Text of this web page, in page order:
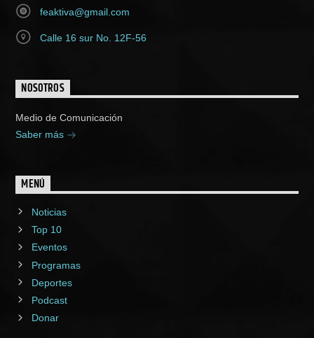
feaktiva@gmail.com
Calle 16 sur No. 12F-56
NOSOTROS
Medio de Comunicación
Saber más
MENÚ
Noticias
Top 10
Eventos
Programas
Deportes
Podcast
Donar